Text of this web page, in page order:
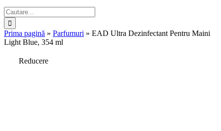
Cautare...
Prima pagină » Parfumuri » EAD Ultra Dezinfectant Pentru Maini
Light Blue, 354 ml
Reducere